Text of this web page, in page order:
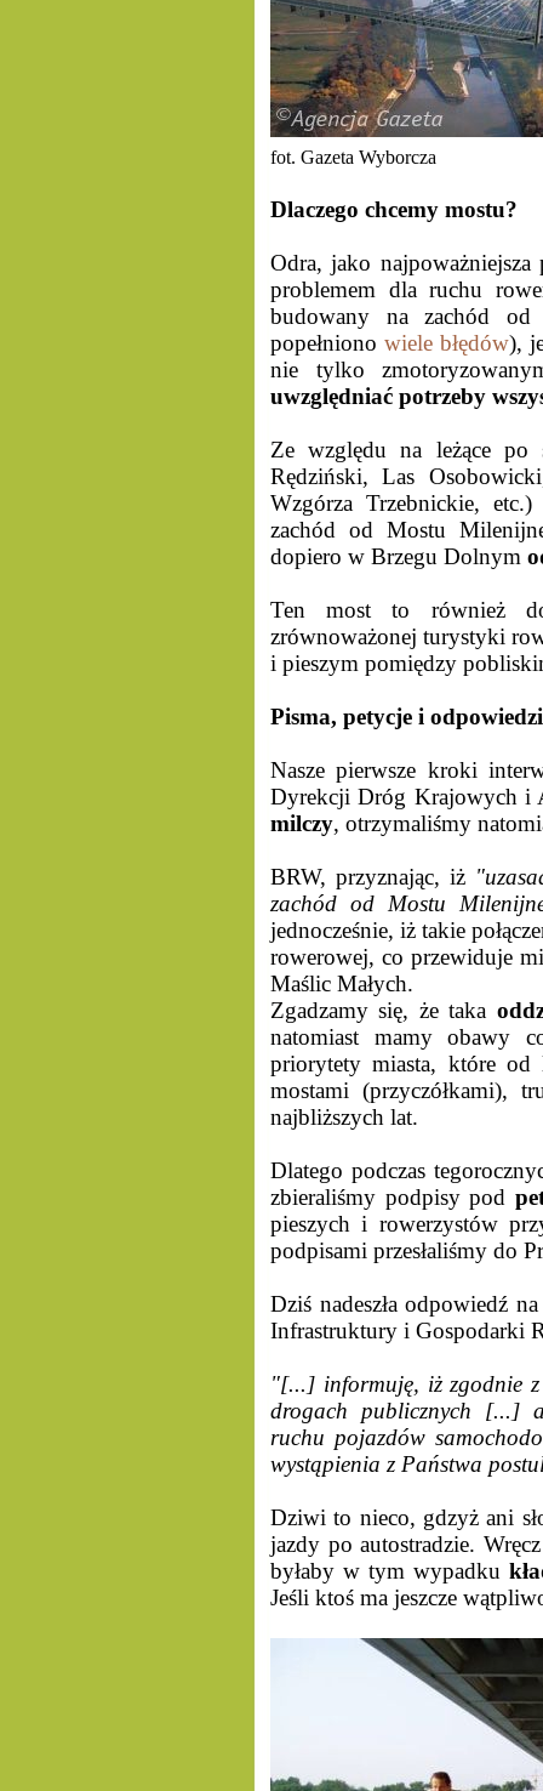
fot. Gazeta Wyborcza
Dlaczego chcemy mostu?
Odra, jako
problemem dla ruchu
budowany na zachód
popełniono wiele błędów),
nie tylko
uwzględniać potrzeby
Ze względu na leżące po
Rędziński, Las
Wzgórza Trzebnickie,
zachód od Mostu
dopiero w Brzegu Dolnym
Ten most to również
zrównoważonej turystyki
i pieszym pomiędzy
Pisma, petycje i odpowiedzi
Nasze pierwsze kroki
Dyrekcji Dróg Krajowych i
milczy, otrzymaliśmy
BRW, przyznając, iż
zachód od Mostu
jednocześnie, iż takie
rowerowej, co przewiduje
Maślic Małych.
Zgadzamy się, że taka
natomiast mamy obawy
priorytety miasta, które od
mostami (przyczółkami),
najbliższych lat.
Dlatego podczas
zbieraliśmy podpisy pod
pieszych i rowerzystów
podpisami przesłaliśmy do
Dziś nadeszła odpowiedź
Infrastruktury i Gospodarki
"[...] informuję, iż zgodnie
drogach publicznych [...]
ruchu pojazdów
wystąpienia z Państwa
Dziwi to nieco, gdzyż ani
jazdy po autostradzie.
byłaby w tym wypadku
Jeśli ktoś ma jeszcze